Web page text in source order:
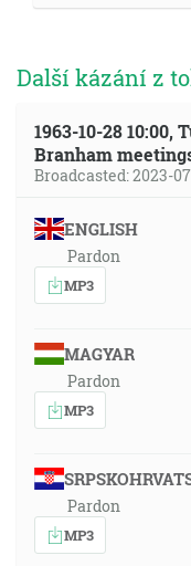
Další kázání z
1963-10-28 10:00,
Branham
Broadcasted: 2023-
ENGLISH
Pardon
MP3
MAGYAR
Pardon
MP3
Pardon
MP3